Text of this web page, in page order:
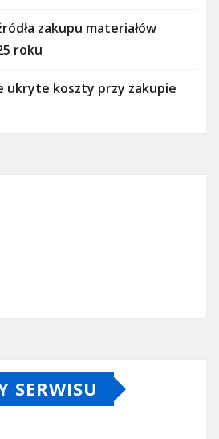
zakupu materiałów
roku
ukryte koszty przy zakupie
SERWISU